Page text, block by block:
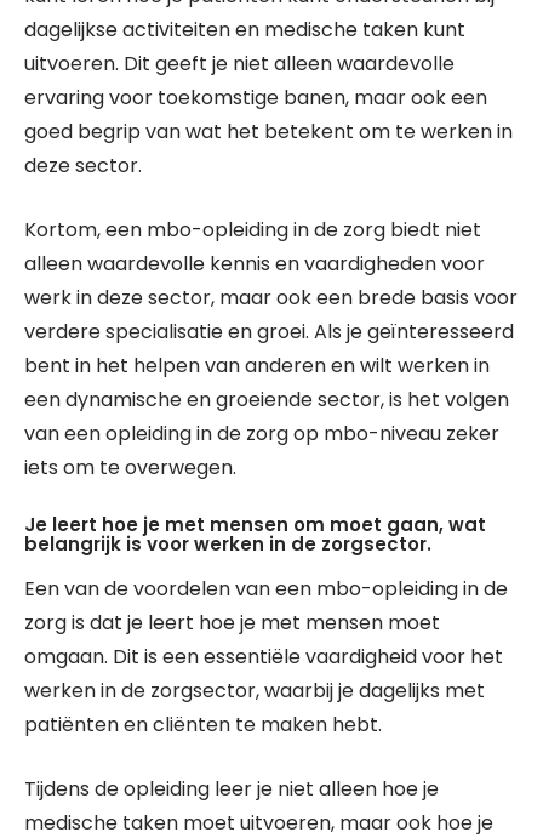
dagelijkse activiteiten en medische taken kunt
uitvoeren. Dit geeft je niet alleen waardevolle
ervaring voor toekomstige banen, maar ook een
goed begrip van wat het betekent om te werken in
deze sector.
Kortom, een mbo-opleiding in de zorg biedt niet
alleen waardevolle kennis en vaardigheden voor
werk in deze sector, maar ook een brede basis voor
verdere specialisatie en groei. Als je geïnteresseerd
bent in het helpen van anderen en wilt werken in
een dynamische en groeiende sector, is het volgen
van een opleiding in de zorg op mbo-niveau zeker
iets om te overwegen.
Je leert hoe je met mensen om moet gaan, wat
belangrijk is voor werken in de zorgsector.
Een van de voordelen van een mbo-opleiding in de
zorg is dat je leert hoe je met mensen moet
omgaan. Dit is een essentiële vaardigheid voor het
werken in de zorgsector, waarbij je dagelijks met
patiënten en cliënten te maken hebt.
Tijdens de opleiding leer je niet alleen hoe je
medische taken moet uitvoeren, maar ook hoe je